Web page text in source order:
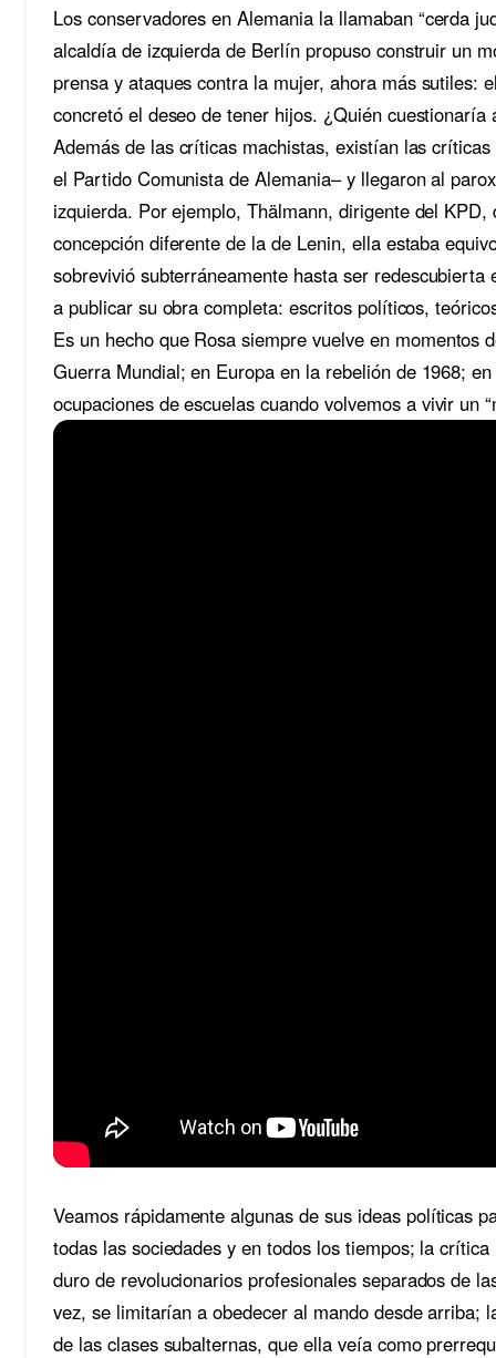
Los conservadores en Alemania la llamaban “cerda
alcaldía de izquierda de Berlín propuso construir un
prensa y ataques contra la mujer, ahora más sutiles:
concretó el deseo de tener hijos. ¿Quién
Además de las críticas machistas, existían las
el Partido Comunista de Alemania– y llegaron al
izquierda. Por ejemplo, Thälmann, dirigente del
concepción diferente de la de Lenin, ella estaba
sobrevivió subterráneamente hasta ser
a publicar su obra completa: escritos políticos,
Es un hecho que Rosa siempre vuelve en
Guerra Mundial; en Europa en la rebelión de 1968;
ocupaciones de escuelas cuando volvemos a vivir un
Veamos rápidamente algunas de sus ideas políticas
todas las sociedades y en todos los tiempos; la
duro de revolucionarios profesionales separados de
vez, se limitarían a obedecer al mando desde arriba;
de las clases subalternas, que ella veía como